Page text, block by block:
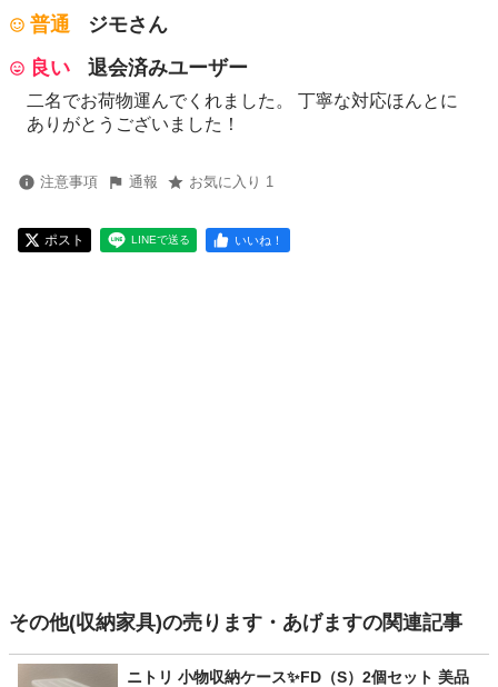
普通
ジモさん
良い
退会済みユーザー
二名でお荷物運んでくれました。 丁寧な対応ほんとに
ありがとうございました！
注意事項 通報 お気に入り 1
ポスト LINEで送る いいね！
その他(収納家具)の売ります・あげますの関連記事
ニトリ 小物収納ケース✨️FD（S）2個セット 美品